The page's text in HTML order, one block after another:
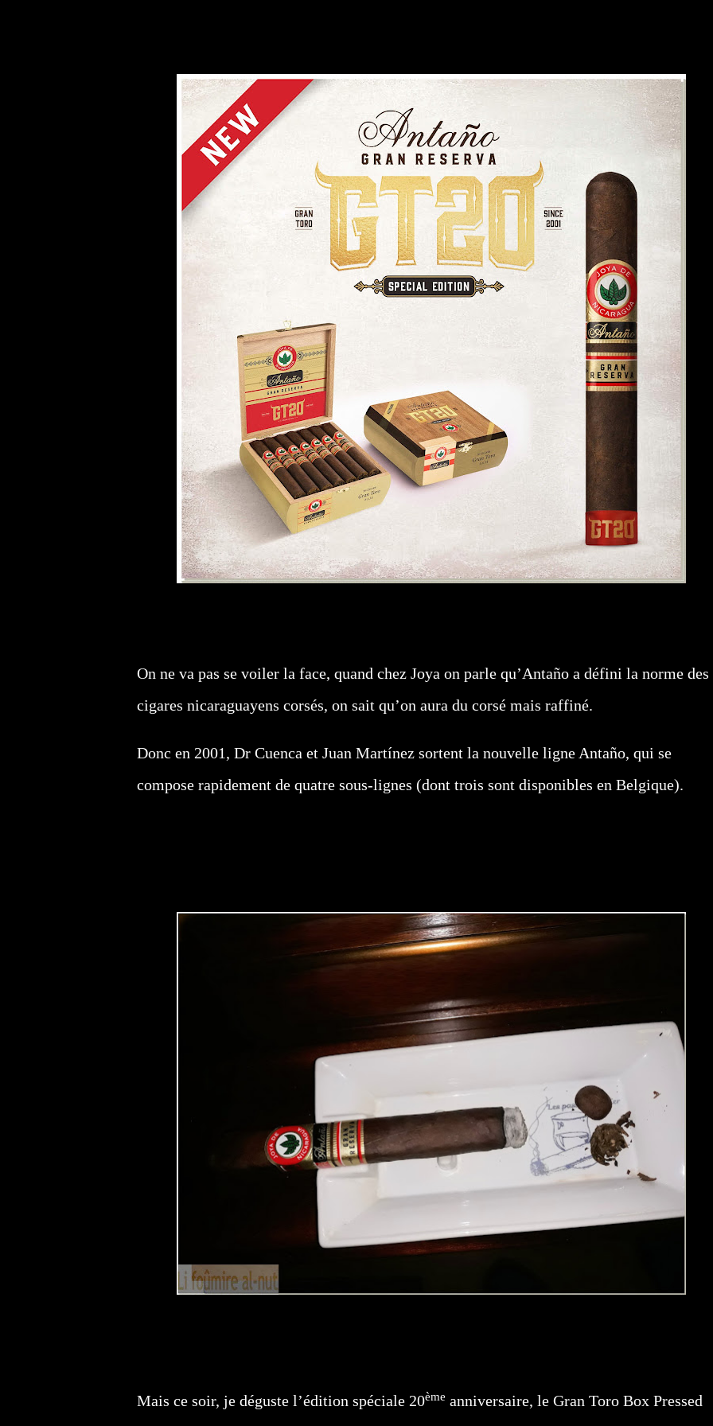
On ne va pas se voiler la face, quand chez Joya on parle qu’Antaño a défini la norme des
cigares nicaraguayens corsés, on sait qu’on aura du corsé mais raffiné.
Donc en 2001, Dr Cuenca et Juan Martínez sortent la nouvelle ligne Antaño, qui se
compose rapidement de quatre sous-lignes (dont trois sont disponibles en Belgique).
Mais ce soir, je déguste l’édition spéciale 20ème anniversaire, le Gran Toro Box Pressed